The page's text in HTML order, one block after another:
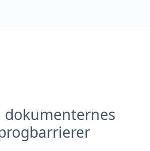
dokumenternes